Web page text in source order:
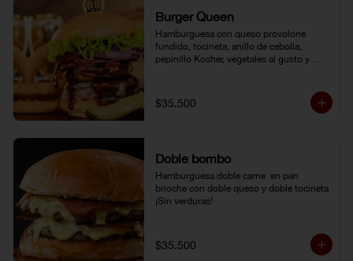
Burger Queen
Hamburguesa con queso provolone
fundido, tocineta, anillo de cebolla,
pepinillo Kosher, vegetales al gusto y
$35.500
Doble bombo
Hamburguesa doble carne  en pan
brioche con doble queso y doble tocineta
¡Sin verduras!
$35.500